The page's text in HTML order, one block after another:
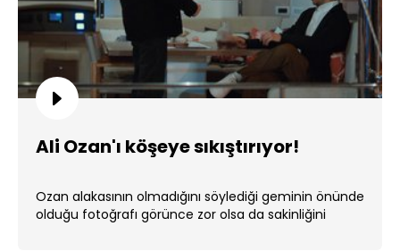
Ali Ozan'ı köşeye sıkıştırıyor!
Ozan alakasının olmadığını söylediği geminin önünde
olduğu fotoğrafı görünce zor olsa da sakinliğini